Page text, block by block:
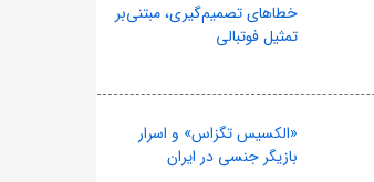
خطاهای تصمیم‌گیری، مبتنی‌بر
تمثیل فوتبالی
«الکسیس تگزاس» و اسرار
بازیگر جنسی در ایران